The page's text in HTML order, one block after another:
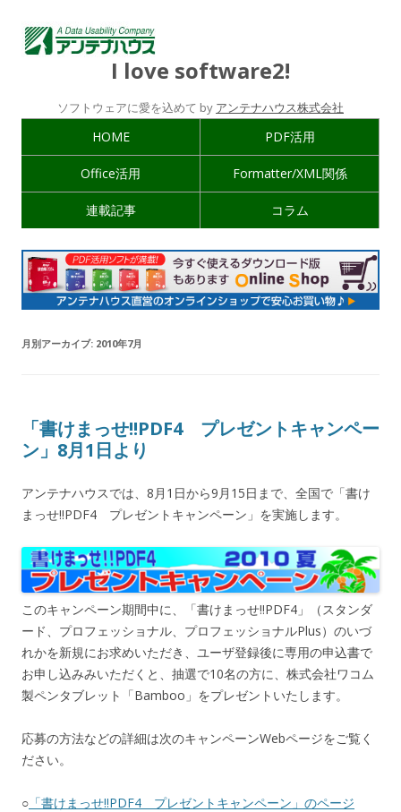
I love software2!
ソフトウェアに愛を込めて by アンテナハウス株式会社
HOME PDF活用
Office活用 Formatter/XML関係
連載記事 コラム
月別アーカイブ: 2010年7月
「書けまっせ!!PDF4 プレゼントキャンペー
ン」8月1日より
アンテナハウスでは、8月1日から9月15日まで、全国で「書け
まっせ!!PDF4 プレゼントキャンペーン」を実施します。
このキャンペーン期間中に、「書けまっせ!!PDF4」（スタンダ
ード、プロフェッショナル、プロフェッショナルPlus）のいづ
れかを新規にお求めいただき、ユーザ登録後に専用の申込書で
お申し込みみいただくと、抽選で10名の方に、株式会社ワコム
製ペンタブレット「Bamboo」をプレゼントいたします。
応募の方法などの詳細は次のキャンペーンWebページをご覧く
ださい。
○ 「書けまっせ!!PDF4 プレゼントキャンペーン」のページ